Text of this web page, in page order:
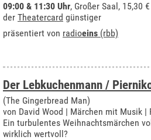
09:00 & 11:30 Uhr, Großer Saal, 15,30
der Theatercard günstiger
präsentiert von radioeins (rbb)
Der Lebkuchenmann /
(The Gingerbread Man)
von David Wood | Märchen mit Musik
Ein turbulentes Weihnachtsmärchen
wirklich wertvoll?